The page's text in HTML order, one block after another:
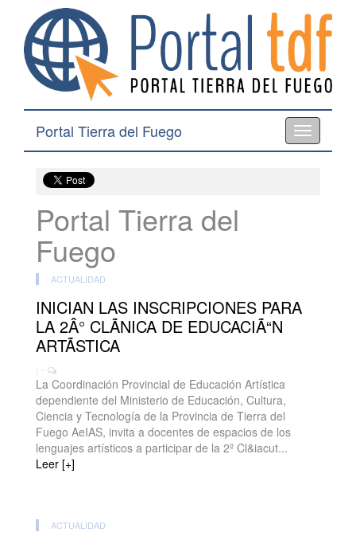
Toggle
navigation
Portal Tierra del Fuego
Portal Tierra del
Fuego
ACTUALIDAD
INICIAN LAS INSCRIPCIONES PARA
LA 2Â° CLÃNICA DE EDUCACIÃ“N
ARTÃSTICA
| -
La Coordinación Provincial de Educación Artística
dependiente del Ministerio de Educación, Cultura,
Ciencia y Tecnología de la Provincia de Tierra del
Fuego AeIAS, invita a docentes de espacios de los
lenguajes artísticos a participar de la 2º Cl&iacut...
Leer [+]
ACTUALIDAD